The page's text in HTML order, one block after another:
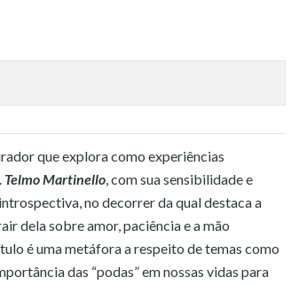
que explora como experiências
Telmo Martinello, com sua sensibilidade e
no decorrer da qual destaca a
dela sobre amor, paciência e a mão
é uma metáfora a respeito de temas como
das “podas” em nossas vidas para